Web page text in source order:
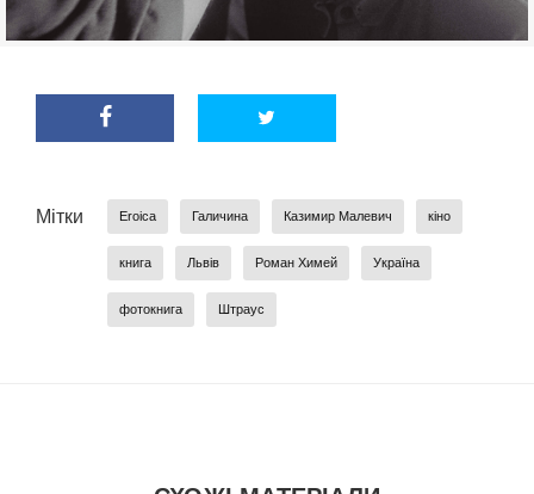
Мітки Eroica Галичина Казимир Малевич кіно
книга Львів Роман Химей Україна
фотокнига Штраус